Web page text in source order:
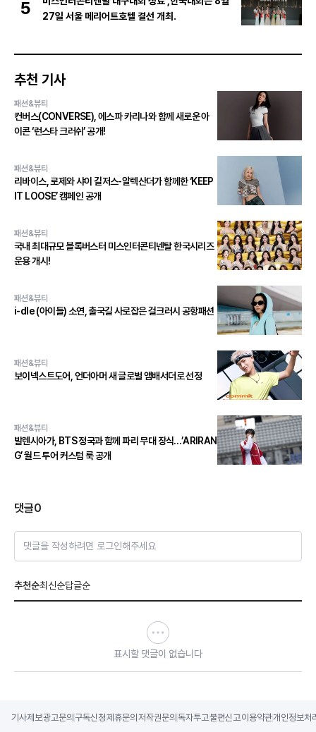
5
27일 서울 메리어트호텔 결선 개최.
추천 기사
패션&뷰티
컨버스(CONVERSE), 에스파 카리나와 함께 새로운 아
이콘 ‘런스타 크러쉬’ 공개!
패션&뷰티
리바이스, 로제와 샤이 길저스-알렉산더가 함께한 ‘KEEP
IT LOOSE’ 캠페인 공개
패션&뷰티
국내 최대규모 블록버스터 미스인터콘티넨탈 한국시리즈
운용 개시!
패션&뷰티
i-dle (아이들) 소연, 출국길 사로잡은 걸크러시 공항패션
패션&뷰티
보이넥스트도어, 언더아머 새 글로벌 앰배서더로 선정
패션&뷰티
발렌시아가, BTS 정국과 함께 파리 무대 장식…’ARIRAN
G’ 월드 투어 커스텀 룩 공개
댓글0
댓글을 작성하려면 로그인해주세요
추천순최신순답글순
표시할 댓글이 없습니다
기사제보광고문의 구독신청제휴문의 저작권문의 독자투고불편신고이용약관개인정보처